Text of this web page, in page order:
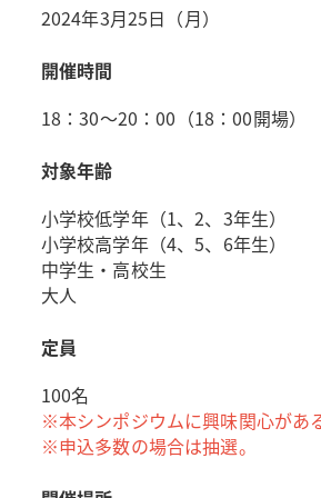
2024年3月25日（月）
開催時間
18：30～20：00（18：00開場）
対象年齢
小学校低学年（1、2、3年生）
小学校高学年（4、5、6年生）
中学生・高校生
大人
定員
100名
※本シンポジウムに興味関心があ
※申込多数の場合は抽選。